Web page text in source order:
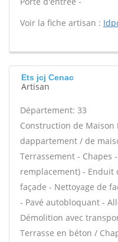
Voir la fiche artisan :
Ets jcj Cenac
Artisan
Département: 33
Construction de
dappartement / de
Terrassement - Chapes
remplacement) - Enduit
façade - Nettoyage de
- Pavé autobloquant -
Démolition avec
Terrasse en béton /